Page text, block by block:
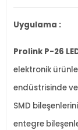
Uygulama :
Prolink P-26
elektronik
endüstrisinde
SMD
entegre